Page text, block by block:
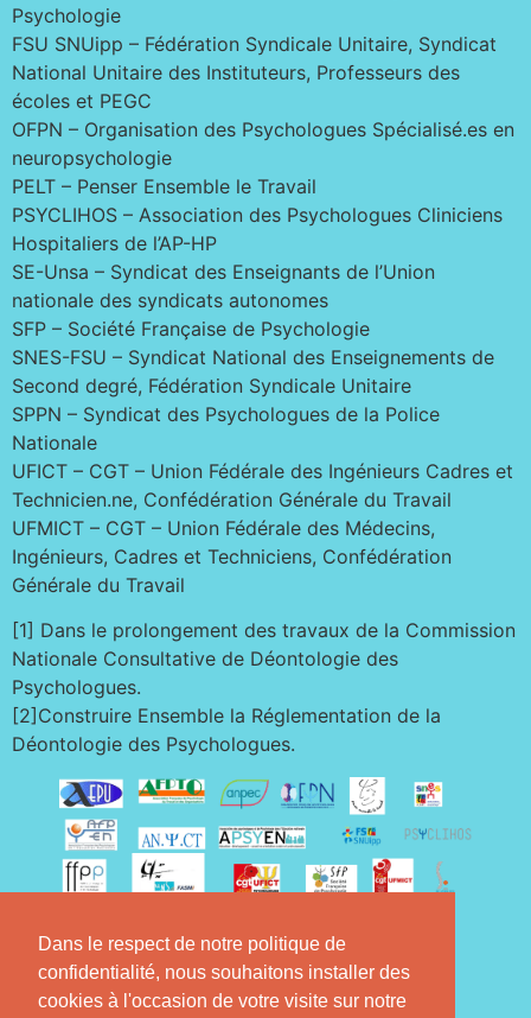
Dans le respect de notre politique de
confidentialité, nous souhaitons installer des
cookies à l'occasion de votre visite sur notre
Psychologie
FSU SNUipp – Fédération Syndicale Unitaire, Syndicat
National Unitaire des Instituteurs, Professeurs des
écoles et PEGC
OFPN – Organisation des Psychologues Spécialisé.es en
neuropsychologie
PELT – Penser Ensemble le Travail
PSYCLIHOS – Association des Psychologues Cliniciens
Hospitaliers de l’AP-HP
SE-Unsa – Syndicat des Enseignants de l’Union
nationale des syndicats autonomes
SFP – Société Française de Psychologie
SNES-FSU – Syndicat National des Enseignements de
Second degré, Fédération Syndicale Unitaire
SPPN – Syndicat des Psychologues de la Police
Nationale
UFICT – CGT – Union Fédérale des Ingénieurs Cadres et
Technicien.ne, Confédération Générale du Travail
UFMICT – CGT – Union Fédérale des Médecins,
Ingénieurs, Cadres et Techniciens, Confédération
Générale du Travail
[1] Dans le prolongement des travaux de la Commission
Nationale Consultative de Déontologie des
Psychologues.
[2]Construire Ensemble la Réglementation de la
Déontologie des Psychologues.